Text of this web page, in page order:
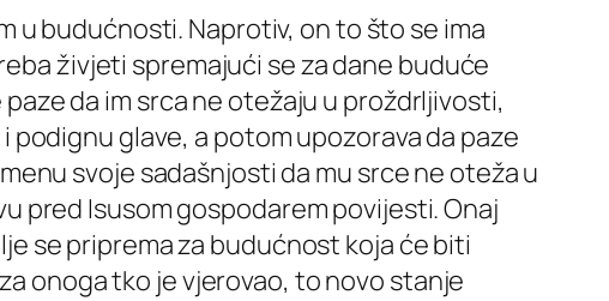
u budućnosti. Naprotiv, on to što se ima
živjeti spremajući se za dane buduće
da im srca ne otežaju u proždrljivosti,
glave, a potom upozorava da paze
svoje sadašnjosti da mu srce ne oteža u
pred Isusom gospodarem povijesti. Onaj
se priprema za budućnost koja će biti
onoga tko je vjerovao, to novo stanje